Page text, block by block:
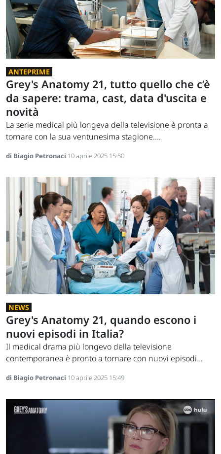
ANTEPRIME
Grey's Anatomy 21, tutto quello che c’è
da sapere: trama, cast, data d'uscita e
novità
La serie medical più longeva della televisione è pronta a
tornare con la sua ventunesima stagione....
di Biagio Petronaci 10 aprile 2025 15:50
NEWS
Grey's Anatomy 21, quando escono i
nuovi episodi in Italia?
Il medical drama più longevo della televisione
contemporanea è pronto a tornare con nuovi episodi...
di Biagio Petronaci 10 aprile 2025 15:49